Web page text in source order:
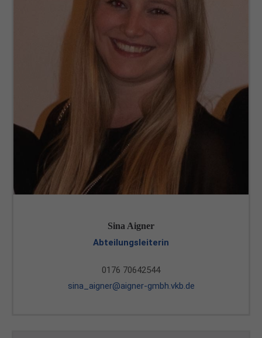
Sina Aigner
Abteilungsleiterin
0176 70642544
sina_aigner@aigner-gmbh.vkb.de